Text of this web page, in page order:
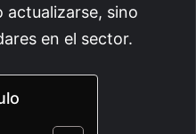
actualizarse, sino
en el sector.